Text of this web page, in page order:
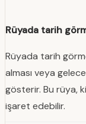
Rüyada tarih
Rüyada tarih
alması veya
gösterir. Bu rüya,
işaret edebilir.